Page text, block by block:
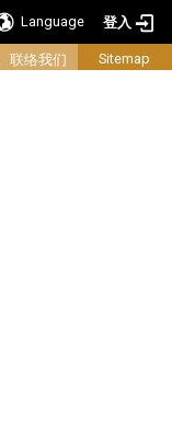
Language
登入
联络我们 Sitemap